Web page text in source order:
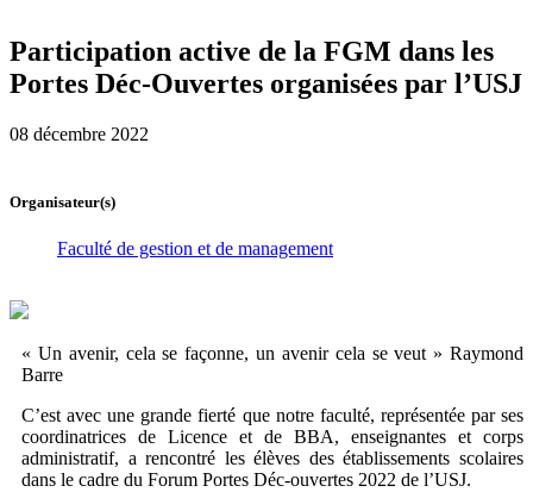
Participation active de la FGM dans les
Portes Déc-Ouvertes organisées par l’USJ
08 décembre 2022
Organisateur(s)
Faculté de gestion et de management
« Un avenir, cela se façonne, un avenir cela se veut » Raymond
Barre
C’est avec une grande fierté que notre faculté, représentée par ses
coordinatrices de Licence et de BBA, enseignantes et corps
administratif, a rencontré les élèves des établissements scolaires
dans le cadre du Forum Portes Déc-ouvertes 2022 de l’USJ.